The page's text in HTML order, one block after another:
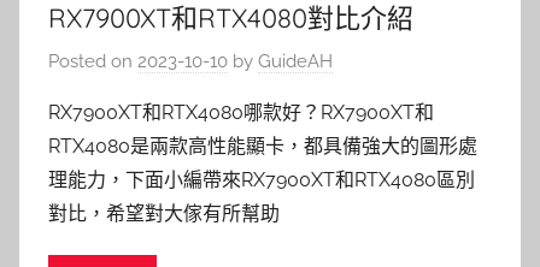
RX7900XT和RTX4080對比介紹
Posted on 2023-10-10 by GuideAH
RX7900XT和RTX4080哪款好？RX7900XT和
RTX4080是兩款高性能顯卡，都具備強大的圖形處
理能力，下面小編帶來RX7900XT和RTX4080區別
對比，希望對大傢有所幫助